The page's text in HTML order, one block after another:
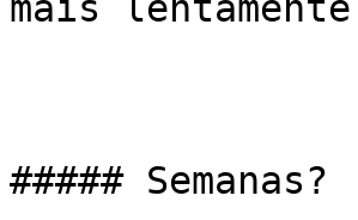
##### Semanas?